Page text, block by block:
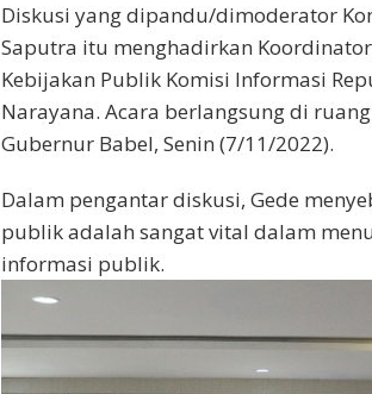
Diskusi yang dipandu/dimoderator
Saputra itu menghadirkan
Kebijakan Publik Komisi Informasi
Narayana. Acara berlangsung di
Gubernur Babel, Senin (7/11/2022).
Dalam pengantar diskusi, Gede
publik adalah sangat vital dalam
informasi publik.